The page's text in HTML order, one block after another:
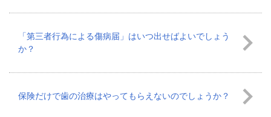
「第三者行為による傷病届」はいつ出せばよいでしょう
か？
保険だけで歯の治療はやってもらえないのでしょうか？